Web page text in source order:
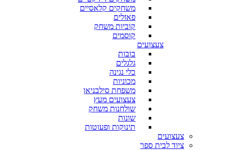
משחקים קלאסיים
פאזלים
קוביות משחק
קוסמים
צעצועים
בובות
גלגלים
כלי נגינה
מכוניות
משפחת סילבניאן
צעצועים מעץ
שולחנות משחק
שונות
תינוקות ופעוטות
צעצועים
ציוד לבית ספר